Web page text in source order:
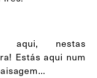
aqui, nestas
Estás aqui num